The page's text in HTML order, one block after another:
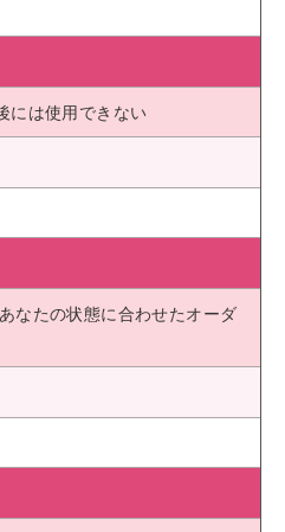
には使用できない
なたの状態に合わせたオーダ